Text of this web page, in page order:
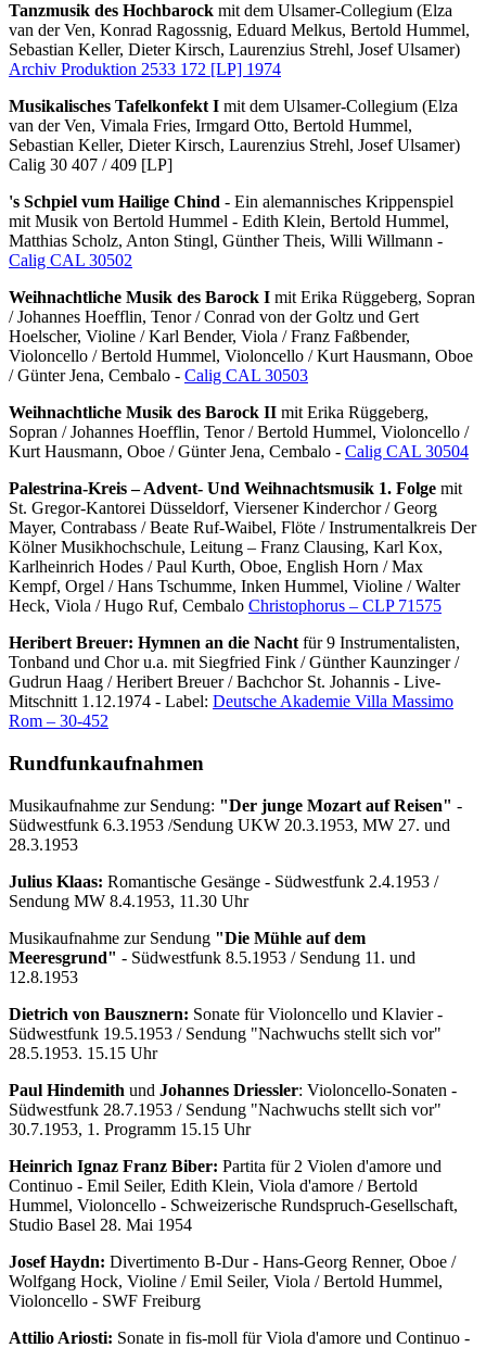
Tanzmusik des Hochbarock mit dem Ulsamer-Collegium (Elza
van der Ven, Konrad Ragossnig, Eduard Melkus, Bertold Hummel,
Sebastian Keller, Dieter Kirsch, Laurenzius Strehl, Josef Ulsamer)
Archiv Produktion 2533 172 [LP] 1974
Musikalisches Tafelkonfekt I mit dem Ulsamer-Collegium (Elza
van der Ven, Vimala Fries, Irmgard Otto, Bertold Hummel,
Sebastian Keller, Dieter Kirsch, Laurenzius Strehl, Josef Ulsamer)
Calig 30 407 / 409 [LP]
's Schpiel vum Hailige Chind - Ein alemannisches Krippenspiel
mit Musik von Bertold Hummel - Edith Klein, Bertold Hummel,
Matthias Scholz, Anton Stingl, Günther Theis, Willi Willmann -
Calig CAL 30502
Weihnachtliche Musik des Barock I mit Erika Rüggeberg, Sopran
/ Johannes Hoefflin, Tenor / Conrad von der Goltz und Gert
Hoelscher, Violine / Karl Bender, Viola / Franz Faßbender,
Violoncello / Bertold Hummel, Violoncello / Kurt Hausmann, Oboe
/ Günter Jena, Cembalo - Calig CAL 30503
Weihnachtliche Musik des Barock II mit Erika Rüggeberg,
Sopran / Johannes Hoefflin, Tenor / Bertold Hummel, Violoncello /
Kurt Hausmann, Oboe / Günter Jena, Cembalo - Calig CAL 30504
Palestrina-Kreis ‎– Advent- Und Weihnachtsmusik 1. Folge mit
St. Gregor-Kantorei Düsseldorf, Viersener Kinderchor / Georg
Mayer, Contrabass / Beate Ruf-Waibel, Flöte / Instrumentalkreis Der
Kölner Musikhochschule, Leitung – Franz Clausing, Karl Kox,
Karlheinrich Hodes / Paul Kurth, Oboe, English Horn / Max
Kempf, Orgel / Hans Tschumme, Inken Hummel, Violine / Walter
Heck, Viola / Hugo Ruf, Cembalo Christophorus ‎– CLP 71575
Heribert Breuer: Hymnen an die Nacht für 9 Instrumentalisten,
Tonband und Chor u.a. mit Siegfried Fink / Günther Kaunzinger /
Gudrun Haag / Heribert Breuer / Bachchor St. Johannis - Live-
Mitschnitt 1.12.1974 - Label: Deutsche Akademie Villa Massimo
Rom ‎– 30-452
Rundfunkaufnahmen
Musikaufnahme zur Sendung: "Der junge Mozart auf Reisen" -
Südwestfunk 6.3.1953 /Sendung UKW 20.3.1953, MW 27. und
28.3.1953
Julius Klaas: Romantische Gesänge - Südwestfunk 2.4.1953 /
Sendung MW 8.4.1953, 11.30 Uhr
Musikaufnahme zur Sendung "Die Mühle auf dem
Meeresgrund" - Südwestfunk 8.5.1953 / Sendung 11. und
12.8.1953
Dietrich von Bausznern: Sonate für Violoncello und Klavier -
Südwestfunk 19.5.1953 / Sendung "Nachwuchs stellt sich vor"
28.5.1953. 15.15 Uhr
Paul Hindemith und Johannes Driessler: Violoncello-Sonaten -
Südwestfunk 28.7.1953 / Sendung "Nachwuchs stellt sich vor"
30.7.1953, 1. Programm 15.15 Uhr
Heinrich Ignaz Franz Biber: Partita für 2 Violen d'amore und
Continuo - Emil Seiler, Edith Klein, Viola d'amore / Bertold
Hummel, Violoncello - Schweizerische Rundspruch-Gesellschaft,
Studio Basel 28. Mai 1954
Josef Haydn: Divertimento B-Dur - Hans-Georg Renner, Oboe /
Wolfgang Hock, Violine / Emil Seiler, Viola / Bertold Hummel,
Violoncello - SWF Freiburg
Attilio Ariosti: Sonate in fis-moll für Viola d'amore und Continuo -